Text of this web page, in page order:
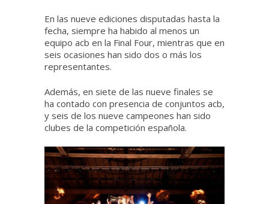
En las nueve ediciones disputadas hasta la
fecha, siempre ha habido al menos un
equipo acb en la Final Four, mientras que en
seis ocasiones han sido dos o más los
representantes.
Además, en siete de las nueve finales se
ha contado con presencia de conjuntos acb,
y seis de los nueve campeones han sido
clubes de la competición española.